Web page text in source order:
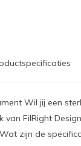
Wil jij een
van FilRight
zijn de